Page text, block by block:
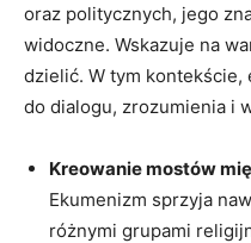
oraz politycznych, jego
widoczne. Wskazuje na
dzielić. W tym
do dialogu, zrozumienia i
Kreowanie mostów
Ekumenizm‍ sprzyja
różnymi grupami